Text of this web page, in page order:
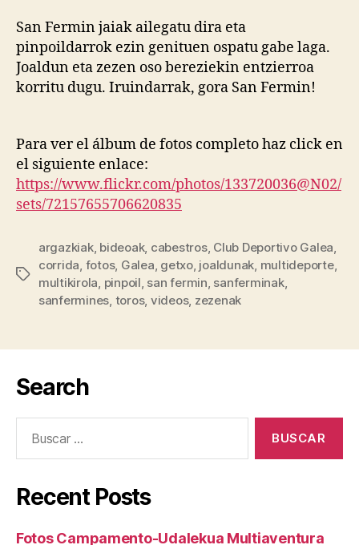
San Fermin jaiak ailegatu dira eta
pinpoildarrok ezin genituen ospatu gabe laga.
Joaldun eta zezen oso bereziekin entzierroa
korritu dugu. Iruindarrak, gora San Fermin!
Para ver el álbum de fotos completo haz click en
el siguiente enlace:
https://www.flickr.com/photos/133720036@N02/
sets/72157655706620835
argazkiak, bideoak, cabestros, Club Deportivo Galea,
corrida, fotos, Galea, getxo, joaldunak, multideporte,
multikirola, pinpoil, san fermin, sanferminak,
sanfermines, toros, videos, zezenak
Search
Recent Posts
Fotos Campamento-Udalekua Multiaventura